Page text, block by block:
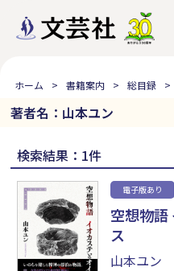
ホーム 書籍案内 総目録
著者名：山本ユン
検索結果：1件
電子版あり
空想物語
ス
山本ユン